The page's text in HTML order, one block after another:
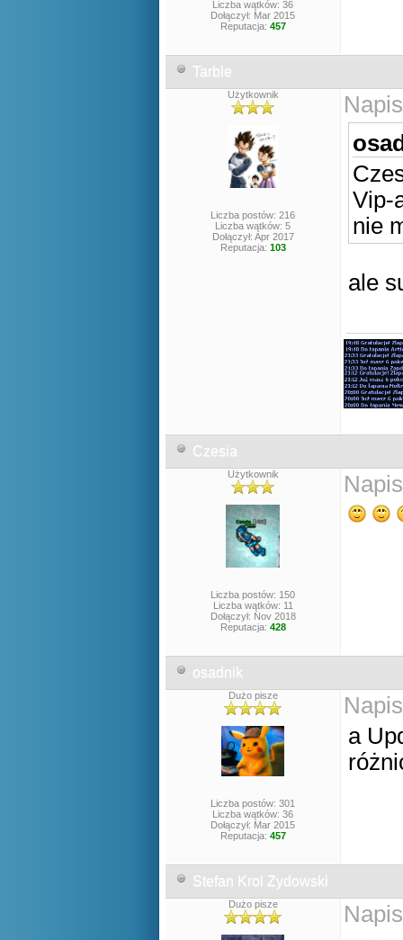
Liczba wątków: 36
Dołączył: Mar 2015
Reputacja: 457
Tarble
Użytkownik
Liczba postów: 216
Liczba wątków: 5
Dołączył: Apr 2017
Reputacja: 103
nie
ale
Czesia
Użytkownik
Liczba postów: 150
Liczba wątków: 11
Dołączył: Nov 2018
Reputacja: 428
osadnik
Dużo pisze
Liczba postów: 301
Liczba wątków: 36
Dołączył: Mar 2015
Reputacja: 457
a
Stefan Krol Zydowski
Dużo pisze